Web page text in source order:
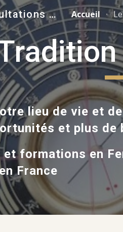
Skip to
Florence RICAUD Consultations & formations en Feng Shui Accueil
lieu de vie et
et plus de
formations en
France